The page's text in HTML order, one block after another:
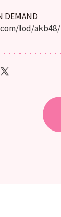
DEMAND
lod/akb48/